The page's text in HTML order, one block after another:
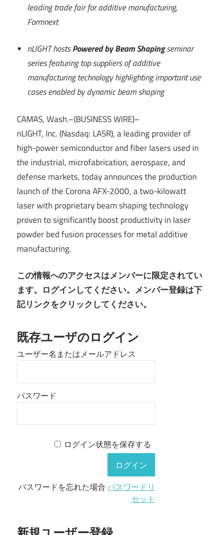
leading trade fair for additive manufacturing,
Formnext
nLIGHT hostsPowered by Beam Shapingseminar
series featuring top suppliers of additive
manufacturing technology highlighting important use
cases enabled by dynamic beam shaping
CAMAS, Wash.–(BUSINESS WIRE)–
nLIGHT, Inc. (Nasdaq: LASR), a leading provider of
high-power semiconductor and fiber lasers used in
the industrial, microfabrication, aerospace, and
defense markets, today announces the production
launch of the Corona AFX-2000, a two-kilowatt
laser with proprietary beam shaping technology
proven to significantly boost productivity in laser
powder bed fusion processes for metal additive
manufacturing.
この情報へのアクセスはメンバーに限定されてい
ます。ログインしてください。メンバー登録は下
記リンクをクリックしてください。
既存ユーザのログイン
ユーザー名またはメールアドレス
パスワード
ログイン状態を保存する
パスワードを忘れた場合パスワードリ
セット